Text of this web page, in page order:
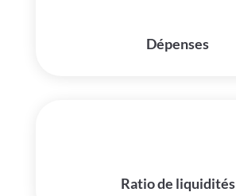
Dépenses
Ratio de liquidités